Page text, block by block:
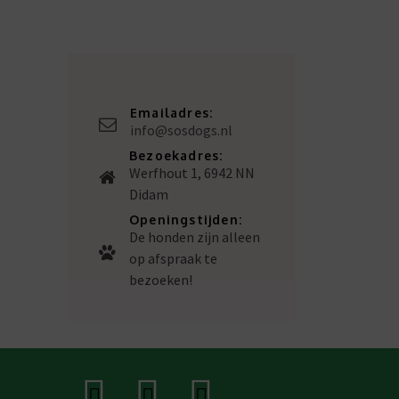
Emailadres:
info@sosdogs.nl
Bezoekadres:
Werfhout 1, 6942 NN
Didam
Openingstijden:
De honden zijn alleen
op afspraak te
bezoeken!